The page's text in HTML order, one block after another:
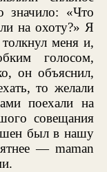
значило: «Что
на охоту?» Я
меня и,
голосом,
он объяснил,
то желали
поехали на
совещания
был в нашу
— maman